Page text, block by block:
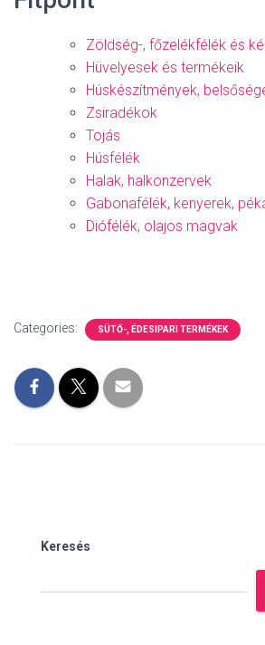
Zöldség-, főzelékfélék és
Hüvelyesek és termékeik
Húskészítmények,
Zsiradékok
Tojás
Húsfélék
Halak, halkonzervek
Gabonafélék, kenyerek,
Diófélék, olajos magvak
Categories: SÜTŐ-, ÉDESIPARI TERMÉKEK
Keresés